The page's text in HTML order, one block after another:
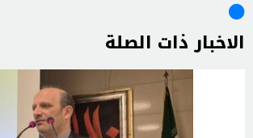
الاخبار ذات الصلة